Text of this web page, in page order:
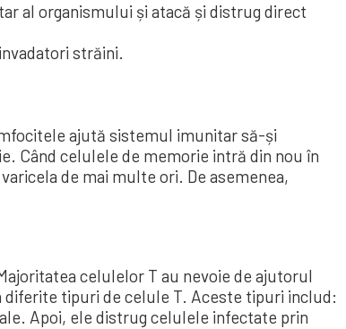
al organismului și atacă și distrug direct
străini.
ajută sistemul imunitar să-și
Când celulele de memorie intră din nou în
de mai multe ori. De asemenea,
celulelor T au nevoie de ajutorul
tipuri de celule T. Aceste tipuri includ:
Apoi, ele distrug celulele infectate prin